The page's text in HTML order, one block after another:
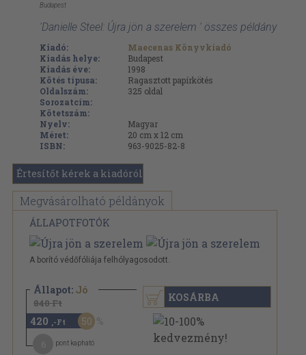
Budapest
'Danielle Steel: Újra jön a szerelem ' összes példány
Kiadó:
Maecenas Könyvkiadó
Kiadás helye:
Budapest
Kiadás éve:
1998
Kötés típusa:
Ragasztott papírkötés
Oldalszám:
325 oldal
Sorozatcím:
Kötetszám:
Nyelv:
Magyar
Méret:
20 cm x 12 cm
ISBN:
963-9025-82-8
Értesítőt kérek a kiadóról
Megvásárolható példányok
ÁLLAPOTFOTÓK
A borító védőfóliája felhólyagosodott.
Állapot: Jó
840 Ft
420 ,-Ft 50
pont kapható
KOSÁRBA